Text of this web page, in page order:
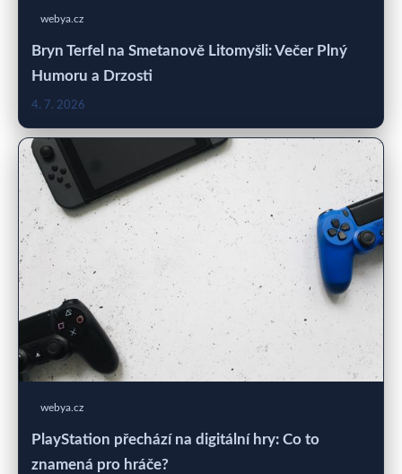
webya.cz
Bryn Terfel na Smetanově Litomyšli: Večer Plný
Humoru a Drzosti
4. 7. 2026
webya.cz
PlayStation přechází na digitální hry: Co to
znamená pro hráče?